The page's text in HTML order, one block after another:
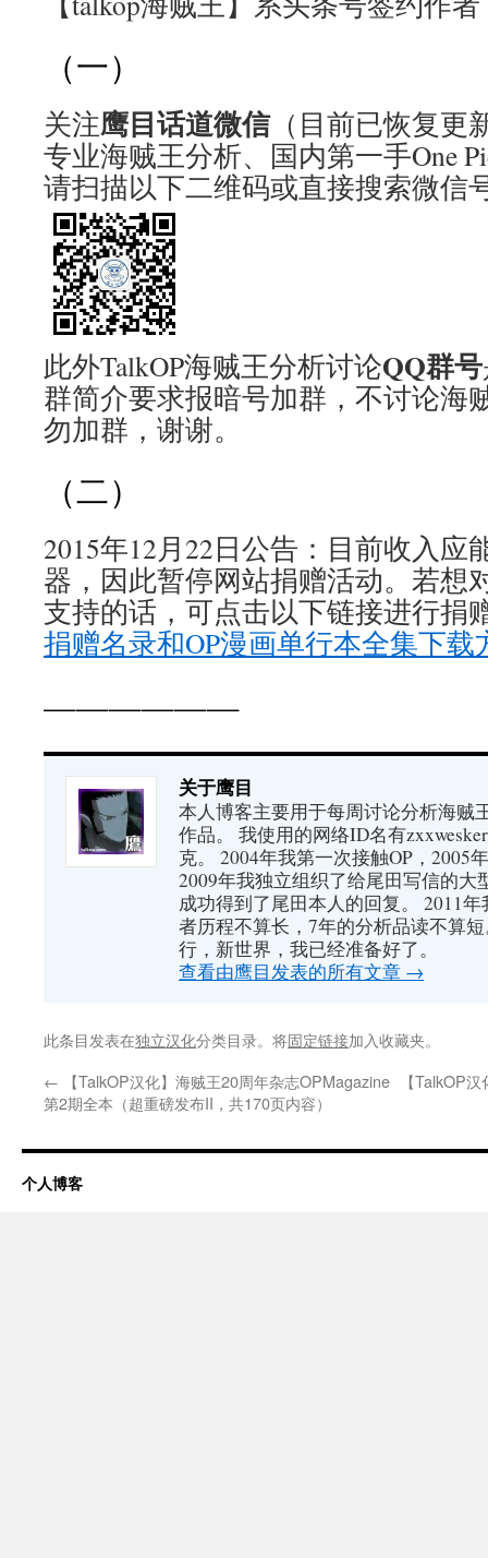
（一）
关注鹰目话道微信（目前已恢复更
专业海贼王分析、国内第一手One
请扫描以下二维码或直接搜索微信
此外TalkOP海贼王分析讨论QQ群号
群简介要求报暗号加群，不讨论海
勿加群，谢谢。
（二）
2015年12月22日公告：目前收入应
器，因此暂停网站捐赠活动。若想
支持的话，可点击以下链接进行捐
捐赠名录和OP漫画单行本全集下载
——————
关于鹰目
本人博客主要用于每周讨论分析海贼
作品。 我使用的网络ID名有
克。 2004年我第一次接触OP，2005
2009年我独立组织了给尾田写信的大
成功得到了尾田本人的回复。 2011
者历程不算长，7年的分析品读不算
行，新世界，我已经准备好了。
查看由鹰目发表的所有文章 →
此条目发表在独立汉化分类目录。将固定链接加入收藏夹。
← 【TalkOP汉化】海贼王20周年杂志OPMagazine
第2期全本（超重磅发布II，共170页内容）
【TalkOP
个人博客